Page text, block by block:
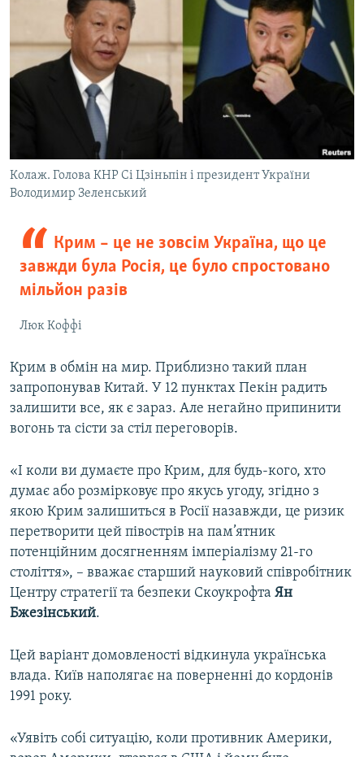
Колаж. Голова КНР Сі Цзіньпін і президент України
Володимир Зеленський
Крим – це не зовсім Україна, що це
завжди була Росія, це було спростовано
мільйон разів
Люк Коффі
Крим в обмін на мир. Приблизно такий план
запропонував Китай. У 12 пунктах Пекін радить
залишити все, як є зараз. Але негайно припинити
вогонь та сісти за стіл переговорів.
«І коли ви думаєте про Крим, для будь-кого, хто
думає або розмірковує про якусь угоду, згідно з
якою Крим залишиться в Росії назавжди, це ризик
перетворити цей півострів на пам’ятник
потенційним досягненням імперіалізму 21-го
століття», – вважає старший науковий співробітник
Центру стратегії та безпеки Скоукрофта Ян
Бжезінський.
Цей варіант домовленості відкинула українська
влада. Київ наполягає на поверненні до кордонів
1991 року.
«Уявіть собі ситуацію, коли противник Америки,